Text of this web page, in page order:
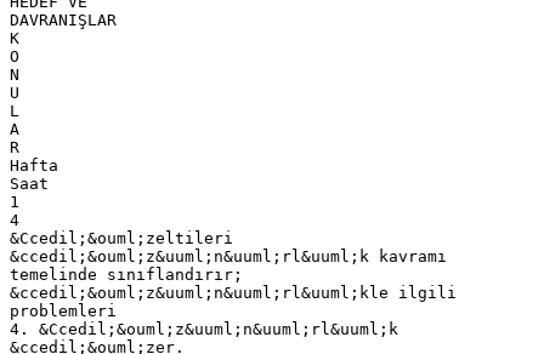
DAVRANIŞLAR
K
O
N
U
L
A
R
Hafta
Saat
1
4
&Ccedil;&ouml;zeltileri
&ccedil;&ouml;z&uuml;n&uuml;rl&uuml;k kavramı
temelinde sınıflandırır;
&ccedil;&ouml;z&uuml;n&uuml;rl&uuml;kle ilgili
problemleri
4. &Ccedil;&ouml;z&uuml;n&uuml;rl&uuml;k
&ccedil;&ouml;zer.